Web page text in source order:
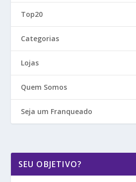
Top20
Categorias
Lojas
Quem Somos
Seja um Franqueado
SEU OBJETIVO?